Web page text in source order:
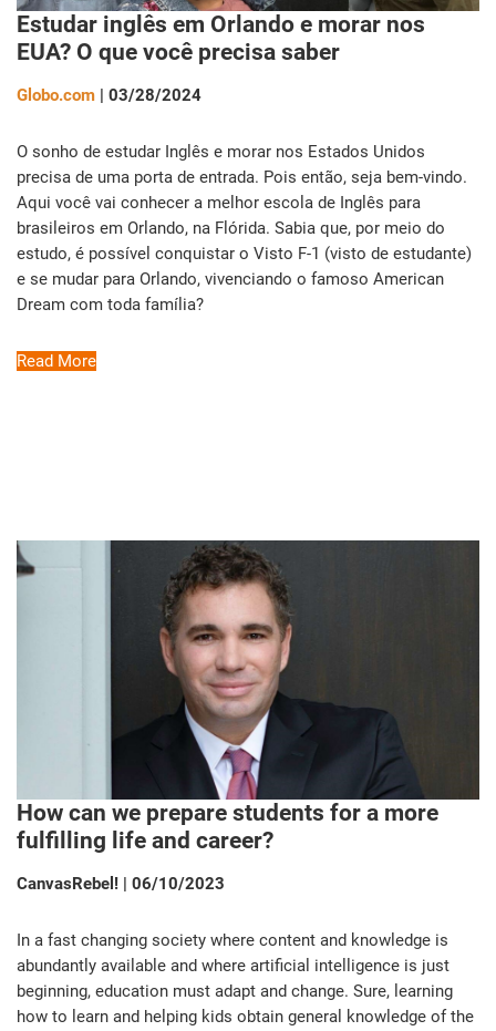
Estudar inglês em Orlando e morar nos
EUA? O que você precisa saber
Globo.com | 03/28/2024
O sonho de estudar Inglês e morar nos Estados Unidos
precisa de uma porta de entrada. Pois então, seja bem-vindo.
Aqui você vai conhecer a melhor escola de Inglês para
brasileiros em Orlando, na Flórida. Sabia que, por meio do
estudo, é possível conquistar o Visto F-1 (visto de estudante)
e se mudar para Orlando, vivenciando o famoso American
Dream com toda família?
Read More
How can we prepare students for a more
fulfilling life and career?
CanvasRebel! | 06/10/2023
In a fast changing society where content and knowledge is
abundantly available and where artificial intelligence is just
beginning, education must adapt and change. Sure, learning
how to learn and helping kids obtain general knowledge of the